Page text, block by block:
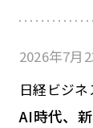
2026年7月
日経ビジ
AI時代、